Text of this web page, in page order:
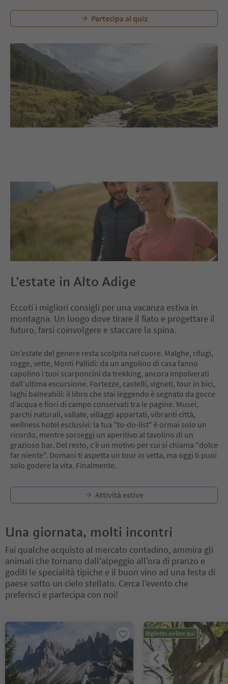
Partecipa al quiz
L’estate in Alto Adige
Eccoti i migliori consigli per una vacanza estiva in
montagna. Un luogo dove tirare il fiato e progettare il
futuro, farsi coinvolgere e staccare la spina.
Un’estate del genere resta scolpita nel cuore. Malghe, rifugi,
rogge, vette, Monti Pallidi: da un angolino di casa fanno
capolino i tuoi scarponcini da trekking, ancora impolverati
dall’ultima escursione. Fortezze, castelli, vigneti, tour in bici,
laghi balneabili: il libro che stai leggendo è segnato da gocce
d’acqua e fiori di campo conservati tra le pagine. Musei,
parchi naturali, vallate, villaggi appartati, vibranti città,
wellness hotel esclusivi: la tua "to-do-list" è ormai solo un
ricordo, mentre sorseggi un aperitivo al tavolino di un
grazioso bar. Del resto, c’è un motivo per cui si chiama "dolce
far niente". Domani ti aspetta un tour in vetta, ma oggi ti puoi
solo godere la vita. Finalmente.
Attività estive
Una giornata, molti incontri
Fai qualche acquisto al mercato contadino, ammira gli
animali che tornano dall'alpeggio all'ora di pranzo e
goditi le specialità tipiche e il buon vino ad una festa di
paese sotto un cielo stellato. Cerca l'evento che
preferisci e partecipa con noi!
Biglietto online qui